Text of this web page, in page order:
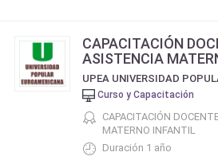
CAPACITACIÓN
ASISTENCIA
Curso y Capacitación
CAPACITACIÓN
MATERNO INFANTIL
Duración 1 año